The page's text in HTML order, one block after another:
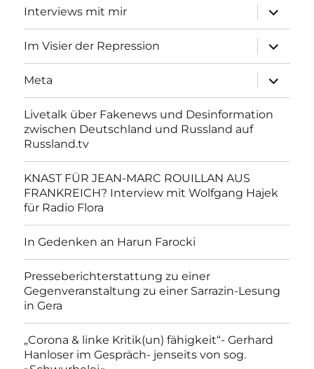
Interviews mit mir
anzeigen
Im Visier der Repression
anzeigen
Meta
anzeigen
Livetalk über Fakenews und Desinformation
zwischen Deutschland und Russland auf
Russland.tv
KNAST FÜR JEAN-MARC ROUILLAN AUS
FRANKREICH? Interview mit Wolfgang Hajek
für Radio Flora
In Gedenken an Harun Farocki
Presseberichterstattung zu einer
Gegenveranstaltung zu einer Sarrazin-Lesung
in Gera
„Corona & linke Kritik(un) fähigkeit“- Gerhard
Hanloser im Gespräch- jenseits von sog.